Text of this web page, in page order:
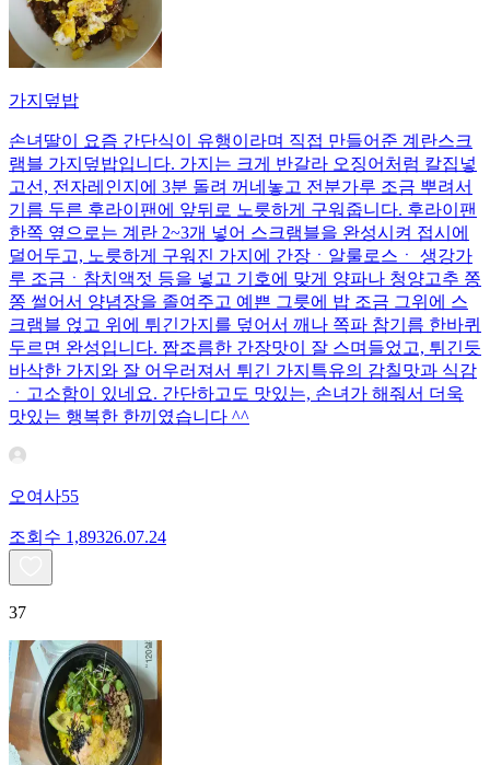
가지덮밥
손녀딸이 요즘 간단식이 유행이라며 직접 만들어준 계란스크
램블 가지덮밥입니다. 가지는 크게 반갈라 오징어처럼 칼집넣
고선, 전자레인지에 3분 돌려 꺼네놓고 전분가루 조금 뿌려서
기름 두른 후라이팬에 앞뒤로 노릇하게 구워줍니다. 후라이팬
한쪽 옆으로는 계란 2~3개 넣어 스크램블을 완성시켜 접시에
덜어두고, 노릇하게 구워진 가지에 간장ㆍ알룰로스ㆍ 생강가
루 조금ㆍ참치액젓 등을 넣고 기호에 맞게 양파나 청양고추 쫑
쫑 썰어서 양념장을 졸여주고 예쁜 그릇에 밥 조금 그위에 스
크램블 얹고 위에 튀긴가지를 덮어서 깨나 쪽파 참기름 한바퀴
두르면 완성입니다. 짭조름한 간장맛이 잘 스며들었고, 튀긴듯
바삭한 가지와 잘 어우러져서 튀긴 가지특유의 감칠맛과 식감
ㆍ고소함이 있네요. 간단하고도 맛있는, 손녀가 해줘서 더욱
맛있는 행복한 한끼였습니다 ^^
오여사55
조회수 1,89326.07.24
37